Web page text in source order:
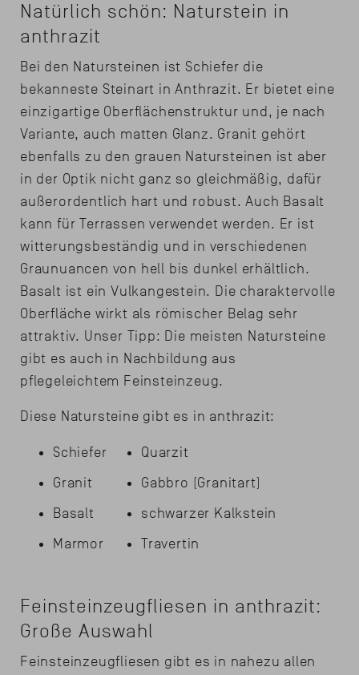
Natürlich schön: Naturstein in
anthrazit
Bei den Natursteinen ist Schiefer die
bekanneste Steinart in Anthrazit. Er bietet eine
einzigartige Oberflächenstruktur und, je nach
Variante, auch matten Glanz. Granit gehört
ebenfalls zu den grauen Natursteinen ist aber
in der Optik nicht ganz so gleichmäßig, dafür
außerordentlich hart und robust. Auch Basalt
kann für Terrassen verwendet werden. Er ist
witterungsbeständig und in verschiedenen
Graunuancen von hell bis dunkel erhältlich.
Basalt ist ein Vulkangestein. Die charaktervolle
Oberfläche wirkt als römischer Belag sehr
attraktiv. Unser Tipp: Die meisten Natursteine
gibt es auch in Nachbildung aus
pflegeleichtem Feinsteinzeug.
Diese Natursteine gibt es in anthrazit:
Schiefer
Granit
Basalt
Marmor
Quarzit
Gabbro (Granitart)
schwarzer Kalkstein
Travertin
Feinsteinzeugfliesen in anthrazit:
Große Auswahl
Feinsteinzeugfliesen gibt es in nahezu allen